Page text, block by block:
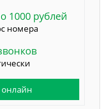
1000 рублей
номера